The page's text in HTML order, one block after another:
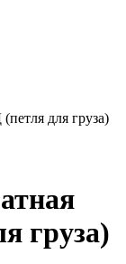
для груза)
груза)